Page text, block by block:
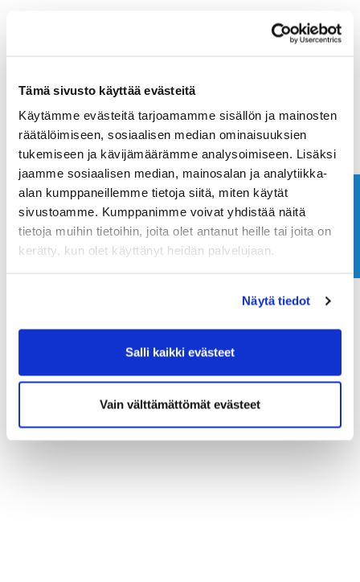
Tämä sivusto käyttää evästeitä
Käytämme evästeitä tarjoamamme sisällön ja mainosten
räätälöimiseen, sosiaalisen median ominaisuuksien
tukemiseen ja kävijämäärämme analysoimiseen. Lisäksi
jaamme sosiaalisen median, mainosalan ja analytiikka-
alan kumppaneillemme tietoja siitä, miten käytät
sivustoamme. Kumppanimme voivat yhdistää näitä
tietoja muihin tietoihin, joita olet antanut heille tai joita on
kerätty, kun olet käyttänyt heidän palvelujaan.
Näytä tiedot
Salli kaikki evästeet
Vain välttämättömät evästeet